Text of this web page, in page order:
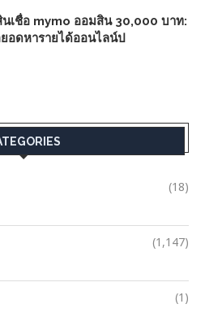
เชื่อ mymo ออมสิน 30,000 บาท:
อดหารายได้ออนไลน์ป
(18)
(1,147)
(1)